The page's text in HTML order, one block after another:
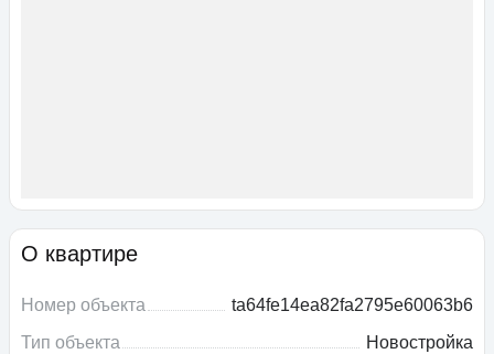
О квартире
Номер объекта
ta64fe14ea82fa2795e60063b6
Тип объекта
Новостройка